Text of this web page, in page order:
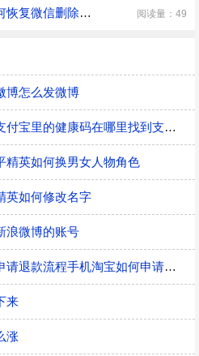
怎么恢复微信删除的记录如何恢复微信删除的记录 阅读量：49
博怎么发微博
支付宝里的健康码在哪里找支付宝里的健康码在哪里找到支付宝的健康码在哪儿
精英如何换男女人物角色
英如何修改名字
浪微博的账号
淘宝如何申请退款淘宝如何申请退款流程手机淘宝如何申请退款
来
涨